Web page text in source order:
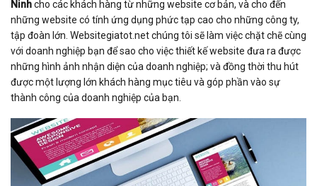
Ninhcho các khách hàng từ những website cơ bản, và cho đến
những website có tính ứng dụng phức tạp cao cho những công ty,
tập đoàn lớn. Websitegiatot.net chúng tôi sẽ làm việc chặt chẽ cùng
với doanh nghiệp bạn để sao cho việc thiết kế website đưa ra được
những hình ảnh nhận diện của doanh nghiệp; và đồng thời thu hút
được một lượng lớn khách hàng mục tiêu và góp phần vào sự
thành công của doanh nghiệp của bạn.